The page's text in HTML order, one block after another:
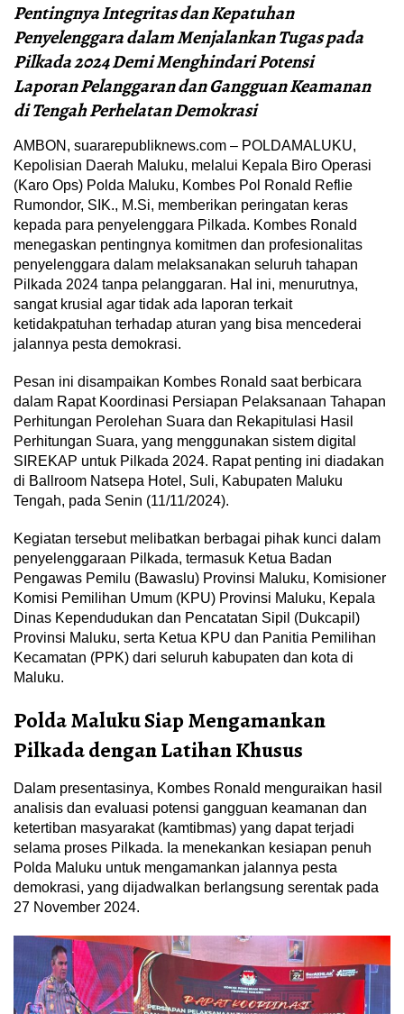
Pentingnya Integritas dan Kepatuhan
Penyelenggara dalam Menjalankan Tugas pada
Pilkada 2024 Demi Menghindari Potensi
Laporan Pelanggaran dan Gangguan Keamanan
di Tengah Perhelatan Demokrasi
AMBON, suararepubliknews.com – POLDAMALUKU,
Kepolisian Daerah Maluku, melalui Kepala Biro Operasi
(Karo Ops) Polda Maluku, Kombes Pol Ronald Reflie
Rumondor, SIK., M.Si, memberikan peringatan keras
kepada para penyelenggara Pilkada. Kombes Ronald
menegaskan pentingnya komitmen dan profesionalitas
penyelenggara dalam melaksanakan seluruh tahapan
Pilkada 2024 tanpa pelanggaran. Hal ini, menurutnya,
sangat krusial agar tidak ada laporan terkait
ketidakpatuhan terhadap aturan yang bisa mencederai
jalannya pesta demokrasi.
Pesan ini disampaikan Kombes Ronald saat berbicara
dalam Rapat Koordinasi Persiapan Pelaksanaan Tahapan
Perhitungan Perolehan Suara dan Rekapitulasi Hasil
Perhitungan Suara, yang menggunakan sistem digital
SIREKAP untuk Pilkada 2024. Rapat penting ini diadakan
di Ballroom Natsepa Hotel, Suli, Kabupaten Maluku
Tengah, pada Senin (11/11/2024).
Kegiatan tersebut melibatkan berbagai pihak kunci dalam
penyelenggaraan Pilkada, termasuk Ketua Badan
Pengawas Pemilu (Bawaslu) Provinsi Maluku, Komisioner
Komisi Pemilihan Umum (KPU) Provinsi Maluku, Kepala
Dinas Kependudukan dan Pencatatan Sipil (Dukcapil)
Provinsi Maluku, serta Ketua KPU dan Panitia Pemilihan
Kecamatan (PPK) dari seluruh kabupaten dan kota di
Maluku.
Polda Maluku Siap Mengamankan
Pilkada dengan Latihan Khusus
Dalam presentasinya, Kombes Ronald menguraikan hasil
analisis dan evaluasi potensi gangguan keamanan dan
ketertiban masyarakat (kamtibmas) yang dapat terjadi
selama proses Pilkada. Ia menekankan kesiapan penuh
Polda Maluku untuk mengamankan jalannya pesta
demokrasi, yang dijadwalkan berlangsung serentak pada
27 November 2024.